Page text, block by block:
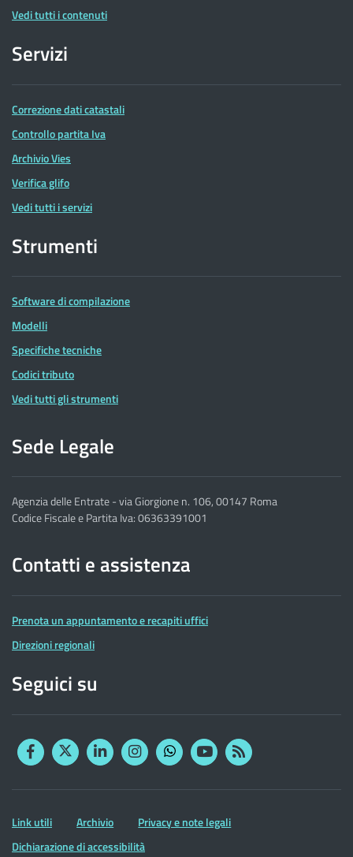
Vedi tutti i contenuti
Servizi
Correzione dati catastali
Controllo partita Iva
Archivio Vies
Verifica glifo
Vedi tutti i servizi
Strumenti
Software di compilazione
Modelli
Specifiche tecniche
Codici tributo
Vedi tutti gli strumenti
Sede Legale
Agenzia delle Entrate - via Giorgione n. 106, 00147 Roma
Codice Fiscale e Partita Iva: 06363391001
Contatti e assistenza
Prenota un appuntamento e recapiti uffici
Direzioni regionali
Seguici su
FacebookTwitterLinkedinInstagram
YouTubeRSS
Altre
informazioni
Link utili Archivio
Privacy e note legali
Dichiarazione di accessibilità